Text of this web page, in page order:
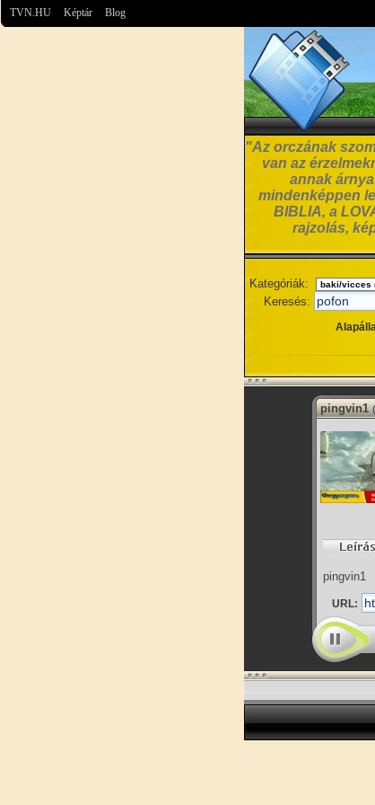
TVN.HU Képtár Blog
"Az orczának
van az
annak
mindenképpen
BIBLIA, a
rajzolás,
Kategóriák:
Keresés:
pingvin1
pingvin1
URL: